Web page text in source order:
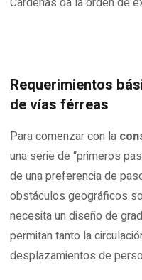
Requerimientos
de vías férreas
Para comenzar con la
una serie de “primeros
de una preferencia de
obstáculos geográficos
necesita un diseño de
permitan tanto la
desplazamientos de